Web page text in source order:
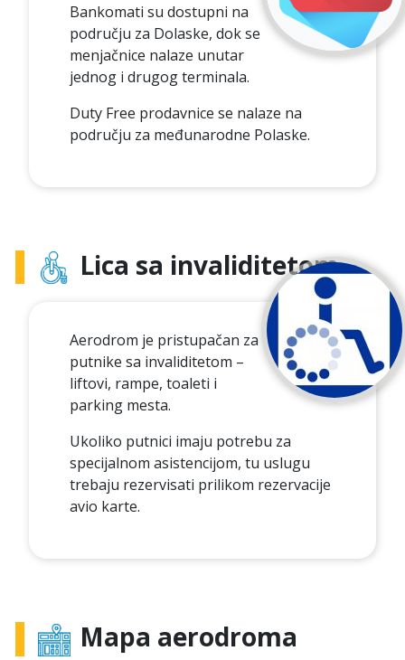
Bankomati su dostupni na
području za Dolaske, dok se
menjačnice nalaze unutar
jednog i drugog terminala.
Duty Free prodavnice se nalaze na
području za međunarodne Polaske.
Lica sa invaliditetom
Aerodrom je pristupačan za
putnike sa invaliditetom –
liftovi, rampe, toaleti i
parking mesta.
Ukoliko putnici imaju potrebu za
specijalnom asistencijom, tu uslugu
trebaju rezervisati prilikom rezervacije
avio karte.
Mapa aerodroma